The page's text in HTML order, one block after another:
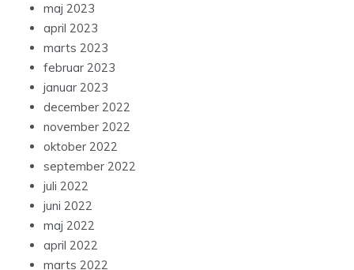
maj 2023
april 2023
marts 2023
februar 2023
januar 2023
december 2022
november 2022
oktober 2022
september 2022
juli 2022
juni 2022
maj 2022
april 2022
marts 2022